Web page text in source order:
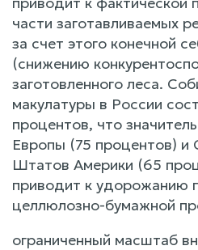
части заготавливаемых
за счет этого конечной
(снижению
заготовленного леса.
макулатуры в России
процентов, что
Европы (75 процентов) и
Штатов Америки (65
приводит к удорожанию
целлюлозно-бумажной
ограниченный масштаб